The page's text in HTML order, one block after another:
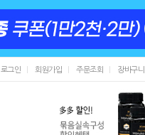
로그인 회원가입 주문조회 장바구니